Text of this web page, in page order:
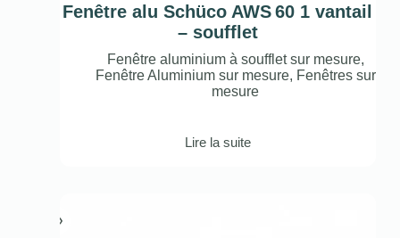
Fenêtre alu Schüco AWS 60 1 vantail
– soufflet
Fenêtre aluminium à soufflet sur mesure,
Fenêtre Aluminium sur mesure, Fenêtres sur
mesure
Lire la suite